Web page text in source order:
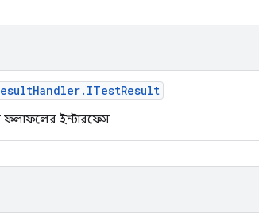
Handler. ITestResult
ফলাফলের ইন্টারফেস